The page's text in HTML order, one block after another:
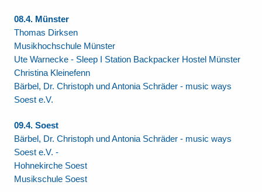
08.4. Münster
Thomas Dirksen
Musikhochschule Münster
Ute Warnecke - Sleep I Station Backpacker Hostel Münster
Christina Kleinefenn
Bärbel, Dr. Christoph und Antonia Schräder - music ways
Soest e.V.
09.4. Soest
Bärbel, Dr. Christoph und Antonia Schräder - music ways
Soest e.V. -
Hohnekirche Soest
Musikschule Soest